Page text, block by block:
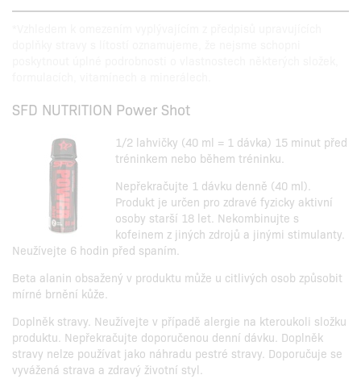
SFD NUTRITION Power Shot
1/2 lahvičky (40 ml = 1 dávka) 15 minut před
tréninkem nebo během tréninku.
Nepřekračujte 1 dávku denně (40 ml).
Produkt je určen pro zdravé fyzicky aktivní
osoby starší 18 let. Nekombinujte s
kofeinem z jiných zdrojů a jinými stimulanty.
Neužívejte 6 hodin před spaním.
Beta alanin obsažený v produktu může u citlivých osob způsobit
mírné brnění kůže.
Doplněk stravy. Neužívejte v případě alergie na kteroukoli složku
produktu. Nepřekračujte doporučenou denní dávku. Doplněk
stravy nelze používat jako náhradu pestré stravy. Doporučuje se
vyvážená strava a zdravý životní styl.